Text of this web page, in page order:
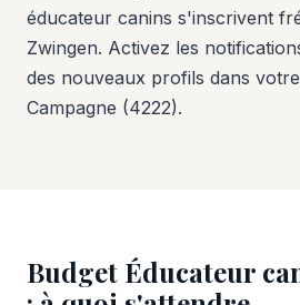
éducateur canins s'inscrivent
Zwingen. Activez les
des nouveaux profils dans
Campagne (4222).
Budget Éducateur